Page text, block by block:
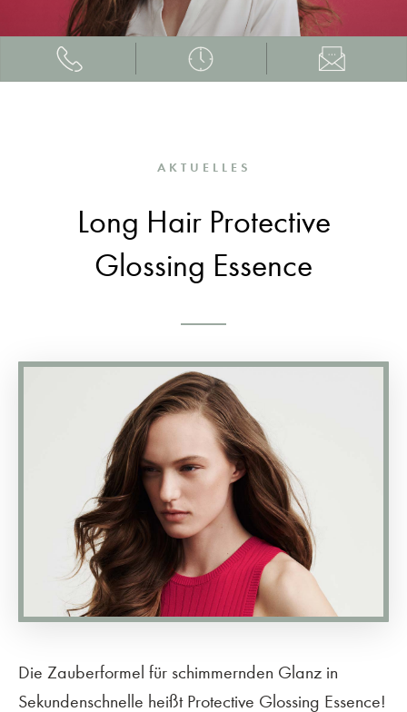
AKTUELLES
Long Hair Protective
Glossing Essence
Die Zauberformel für schimmernden Glanz in
Sekundenschnelle heißt Protective Glossing Essence!